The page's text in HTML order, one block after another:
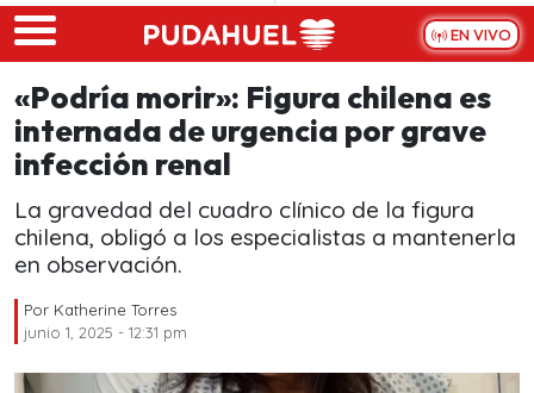
Skip to main content
EN VIVO
«Podría morir»: Figura chilena es
internada de urgencia por grave
infección renal
La gravedad del cuadro clínico de la figura
chilena, obligó a los especialistas a mantenerla
en observación.
Por Katherine Torres
junio 1, 2025 - 12:31 pm